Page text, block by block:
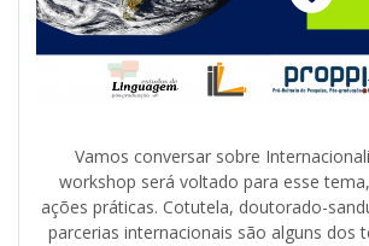
Vamos conversar sobre
workshop será voltado para esse
ações práticas. Cotutela, doutorado-
parcerias internacionais são alguns dos